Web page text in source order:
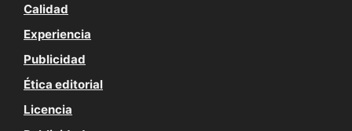
Calidad
Experiencia
Publicidad
Ética editorial
Licencia